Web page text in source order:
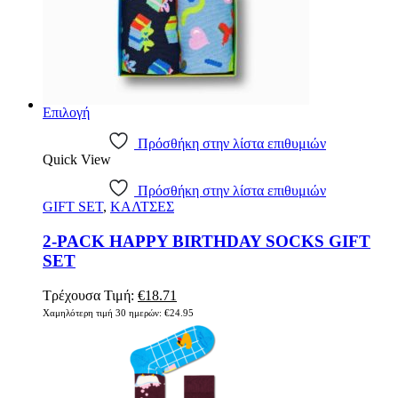
ΕπιλογήΑυτό
προϊόν
έχει
παραλλαγές.
Οι
μπορούν
στη
σελίδα
του
Πρόσθήκη στην λίστα επιθυμιών
Quick View
Πρόσθήκη στην λίστα επιθυμιών
GIFT SET, ΚΑΛΤΣΕΣ
2-PACK HAPPY BIRTHDAY SOCKS GIFT
SET
Τρέχουσα Τιμή: Original
price
€24.95.
€18.71
τρέχουσα
τιμή
είναι:
€18.71.
Χαμηλότερη τιμή 30 ημερών: €24.95